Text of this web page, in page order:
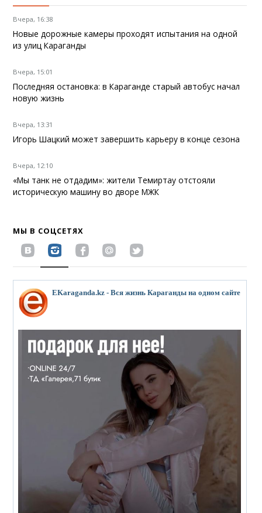
Вчера, 16:38
Новые дорожные камеры проходят испытания на одной
из улиц Караганды
Вчера, 15:01
Последняя остановка: в Караганде старый автобус начал
новую жизнь
Вчера, 13:31
Игорь Шацкий может завершить карьеру в конце сезона
Вчера, 12:10
«Мы танк не отдадим»: жители Темиртау отстояли
историческую машину во дворе МЖК
МЫ В СОЦСЕТЯХ
EKaraganda.kz - Вся жизнь Караганды на одном сайте